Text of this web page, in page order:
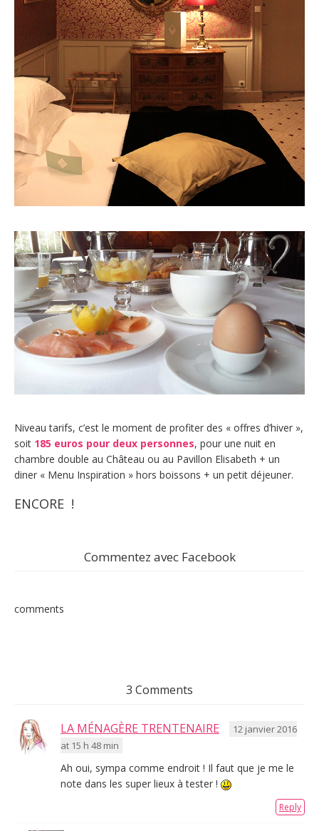
Niveau tarifs, c’est le moment de profiter des « offres d’hiver »,
soit 185 euros pour deux personnes, pour une nuit en
chambre double au Château ou au Pavillon Elisabeth + un
diner « Menu Inspiration » hors boissons + un petit déjeuner.
ENCORE !
Commentez avec Facebook
comments
3 Comments
LA MÉNAGÈRE TRENTENAIRE
12 janvier 2016
at 15 h 48 min
Ah oui, sympa comme endroit ! Il faut que je me le
note dans les super lieux à tester !
Reply